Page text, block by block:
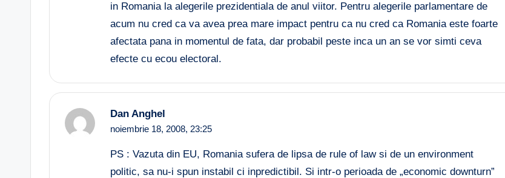
in Romania la alegerile prezidentiala de anul viitor. Pentru alegerile parlamentare de
acum nu cred ca va avea prea mare impact pentru ca nu cred ca Romania este foarte
afectata pana in momentul de fata, dar probabil peste inca un an se vor simti ceva
efecte cu ecou electoral.
Dan Anghel
noiembrie 18, 2008, 23:25
PS : Vazuta din EU, Romania sufera de lipsa de rule of law si de un environment
politic, sa nu-i spun instabil ci inpredictibil. Si intr-o perioada de „economic downturn”